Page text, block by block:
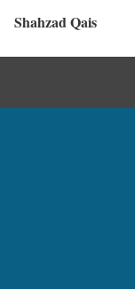
Shahzad Qais